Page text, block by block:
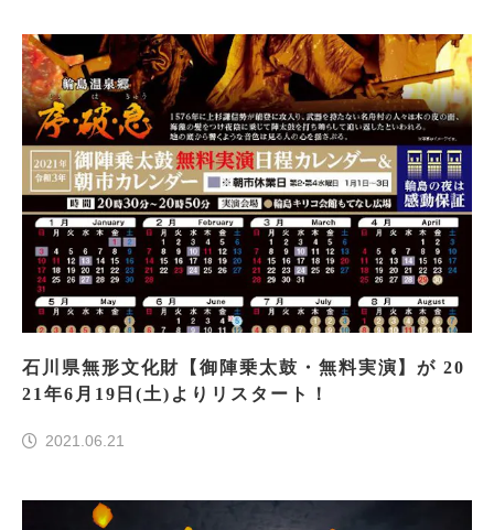
石川県無形文化財【御陣乗太鼓・無料実演】が 20
21年6月19日(土)よりリスタート！
2021.06.21